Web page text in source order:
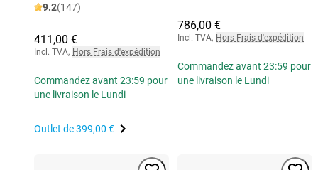
9.2(147)
411,00 €
Incl. TVA, Hors Frais d'expédition
Commandez avant 23:59 pour
une livraison le Lundi
Outlet de399,00 €
786,00 €
Incl. TVA, Hors Frais d'expédition
Commandez avant 23:59 pour
une livraison le Lundi